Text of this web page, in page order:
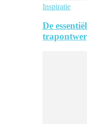
Inspiratie
De